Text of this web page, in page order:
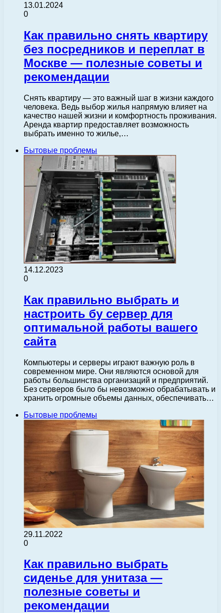
13.01.2024
0
Как правильно снять квартиру
без посредников и переплат в
Москве — полезные советы и
рекомендации
Снять квартиру — это важный шаг в жизни каждого
человека. Ведь выбор жилья напрямую влияет на
качество нашей жизни и комфортность проживания.
Аренда квартир предоставляет возможность
выбрать именно то жилье,…
Бытовые проблемы
14.12.2023
0
Как правильно выбрать и
настроить бу сервер для
оптимальной работы вашего
сайта
Компьютеры и серверы играют важную роль в
современном мире. Они являются основой для
работы большинства организаций и предприятий.
Без серверов было бы невозможно обрабатывать и
хранить огромные объемы данных, обеспечивать…
Бытовые проблемы
29.11.2022
0
Как правильно выбрать
сиденье для унитаза —
полезные советы и
рекомендации